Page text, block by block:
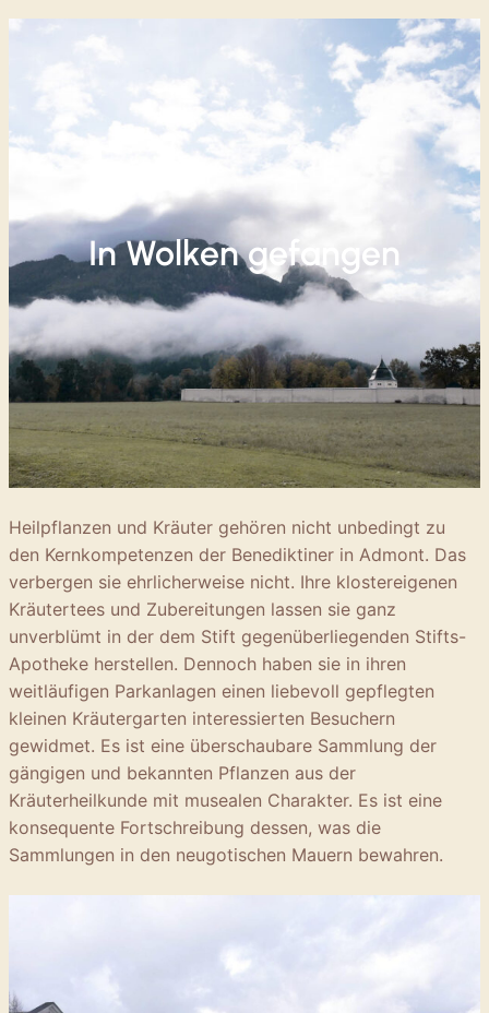
In Wolken gefangen
Heilpflanzen und Kräuter gehören nicht unbedingt zu
den Kernkompetenzen der Benediktiner in Admont. Das
verbergen sie ehrlicherweise nicht. Ihre klostereigenen
Kräutertees und Zubereitungen lassen sie ganz
unverblümt in der dem Stift gegenüberliegenden Stifts-
Apotheke herstellen. Dennoch haben sie in ihren
weitläufigen Parkanlagen einen liebevoll gepflegten
kleinen Kräutergarten interessierten Besuchern
gewidmet. Es ist eine überschaubare Sammlung der
gängigen und bekannten Pflanzen aus der
Kräuterheilkunde mit musealen Charakter. Es ist eine
konsequente Fortschreibung dessen, was die
Sammlungen in den neugotischen Mauern bewahren.